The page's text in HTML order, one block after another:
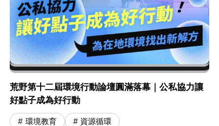
荒野第十二屆環境行動論壇圓滿落幕｜公私協力讓
好點子成為好行動
環境教育 資源循環